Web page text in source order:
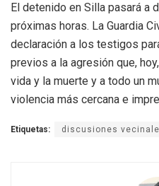
El detenido en Silla pasará a
próximas horas. La Guardia
declaración a los testigos
previos a la agresión que,
vida y la muerte y a todo un
violencia más cercana e
Etiquetas: discusiones